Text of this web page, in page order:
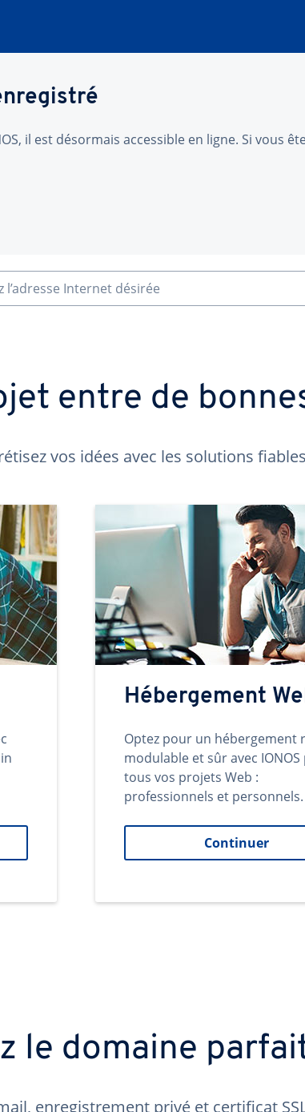
il est désormais accessible en ligne. Si vous
l’adresse Internet désirée
entre de
vos idées avec les solutions
Hébergement
Optez pour un hébergement
modulable et sûr avec
tous vos projets Web :
professionnels et personnels.
Continuer
le domaine
enregistrement privé et certificat